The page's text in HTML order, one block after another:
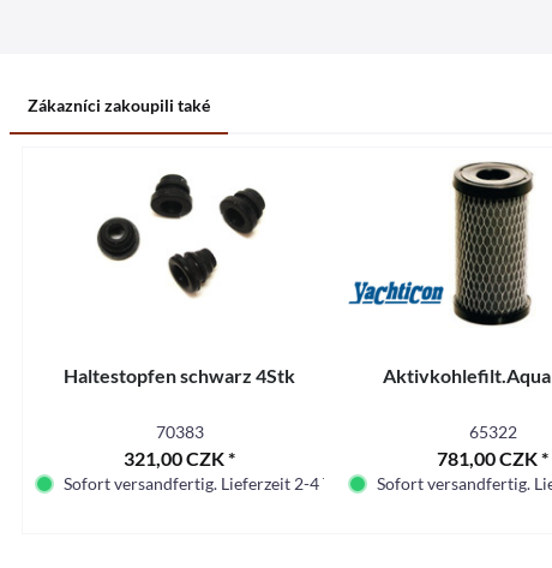
Zákazníci zakoupili také
Haltestopfen schwarz 4Stk
70383
321,00 CZK *
Sofort versandfertig. Lieferzeit 2-4 Tage.
Aktivkohlefilt.Aqua
65322
781,00 CZK *
Sofort versandfertig.